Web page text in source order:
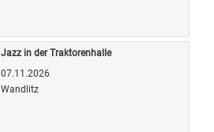
Jazz in der Traktorenhalle
07.11.2026
Wandlitz